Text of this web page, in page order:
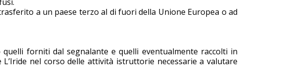
a un paese terzo al di fuori della Unione Europea o ad
forniti dal segnalante e quelli eventualmente raccolti in
nel corso delle attività istruttorie necessarie a valutare